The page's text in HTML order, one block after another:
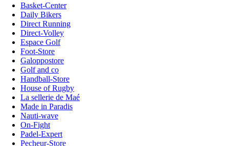
Basket-Center
Daily Bikers
Direct Running
Direct-Volley
Espace Golf
Foot-Store
Galoppostore
Golf and co
Handball-Store
House of Rugby
La sellerie de Maé
Made in Paradis
Nauti-wave
On-Fight
Padel-Expert
Pecheur-Store